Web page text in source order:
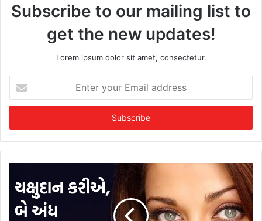
Subscribe to our mailing list to
get the new updates!
Lorem ipsum dolor sit amet, consectetur.
t
r
y